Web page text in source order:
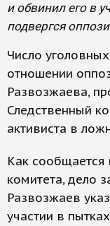
и обвинил его в
подвергся
Число
отношении
Развозжаева,
Следственный
активиста в
Как сообщается
комитета, дело
Развозжаев
участии в